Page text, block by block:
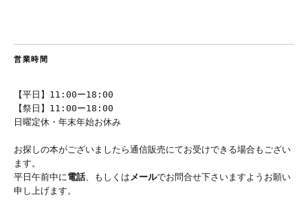
営業時間
【平日】11:00ー18:00
【祭日】11:00ー18:00
日曜定休・年末年始お休み
お探しの本がございましたら通信販売にてお受けできる場合もござい
ます。
平日午前中に電話、もしくはメールでお問合せ下さいますようお願い
申し上げます。